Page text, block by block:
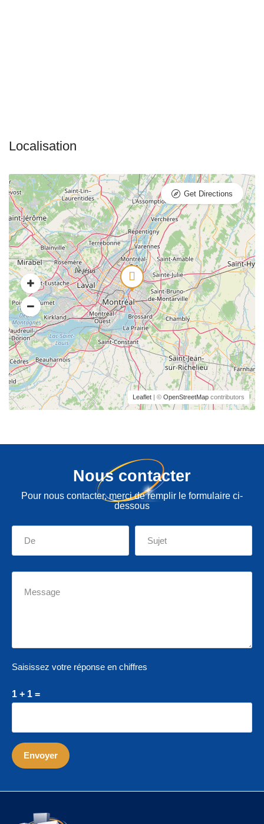
Leaflet | © OpenStreetMap contributors
Get Directions
Nous contacter
Pour nous contacter, merci de remplir le formulaire ci-
dessous
Saisissez votre réponse en chiffres
1 + 1 =